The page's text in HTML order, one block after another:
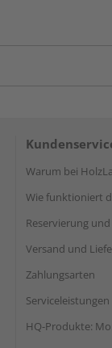
Warum bei
Wie funktioniert
Reservierung
Versand und
Zahlungsarten
Serviceleistungen
HQ-Produkte: